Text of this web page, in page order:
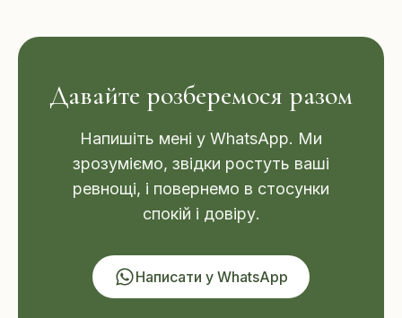
Давайте розберемося разом
Напишіть мені у WhatsApp. Ми
зрозуміємо, звідки ростуть ваші
ревнощі, і повернемо в стосунки
спокій і довіру.
Написати у WhatsApp